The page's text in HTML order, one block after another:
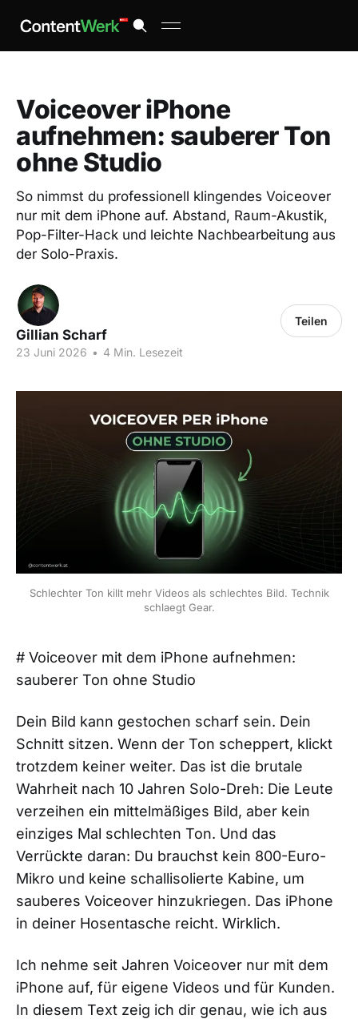
Voiceover iPhone
aufnehmen: sauberer Ton
ohne Studio
So nimmst du professionell klingendes Voiceover
nur mit dem iPhone auf. Abstand, Raum-Akustik,
Pop-Filter-Hack und leichte Nachbearbeitung aus
der Solo-Praxis.
Gillian Scharf
23 Juni 2026 • 4 Min. Lesezeit
Teilen
Schlechter Ton killt mehr Videos als schlechtes Bild. Technik
schlaegt Gear.
# Voiceover mit dem iPhone aufnehmen:
sauberer Ton ohne Studio
Dein Bild kann gestochen scharf sein. Dein
Schnitt sitzen. Wenn der Ton scheppert, klickt
trotzdem keiner weiter. Das ist die brutale
Wahrheit nach 10 Jahren Solo-Dreh: Die Leute
verzeihen ein mittelmäßiges Bild, aber kein
einziges Mal schlechten Ton. Und das
Verrückte daran: Du brauchst kein 800-Euro-
Mikro und keine schallisolierte Kabine, um
sauberes Voiceover hinzukriegen. Das iPhone
in deiner Hosentasche reicht. Wirklich.
Ich nehme seit Jahren Voiceover nur mit dem
iPhone auf, für eigene Videos und für Kunden.
In diesem Text zeig ich dir genau, wie ich aus